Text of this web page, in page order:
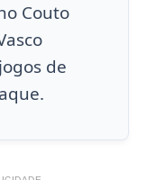
Couto
de